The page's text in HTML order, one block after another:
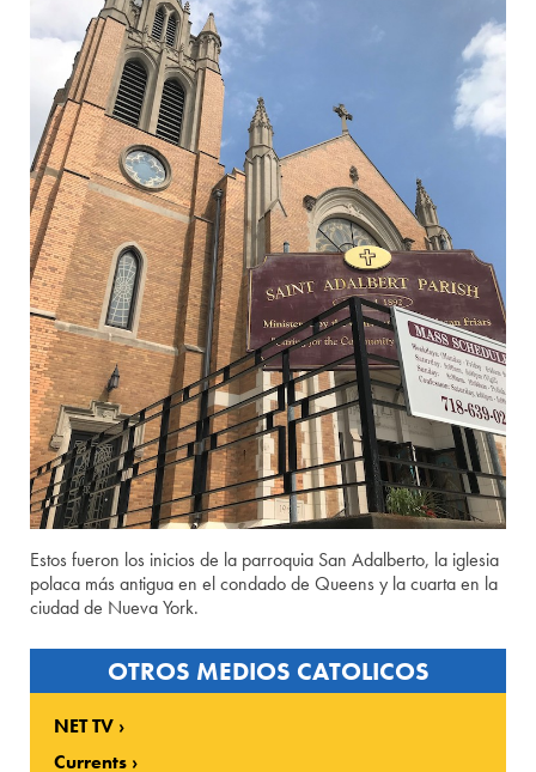
Estos fueron los inicios de la parroquia San Adalberto, la iglesia
polaca más antigua en el condado de Queens y la cuarta en la
ciudad de Nueva York.
OTROS MEDIOS CATOLICOS
NET TV
Currents